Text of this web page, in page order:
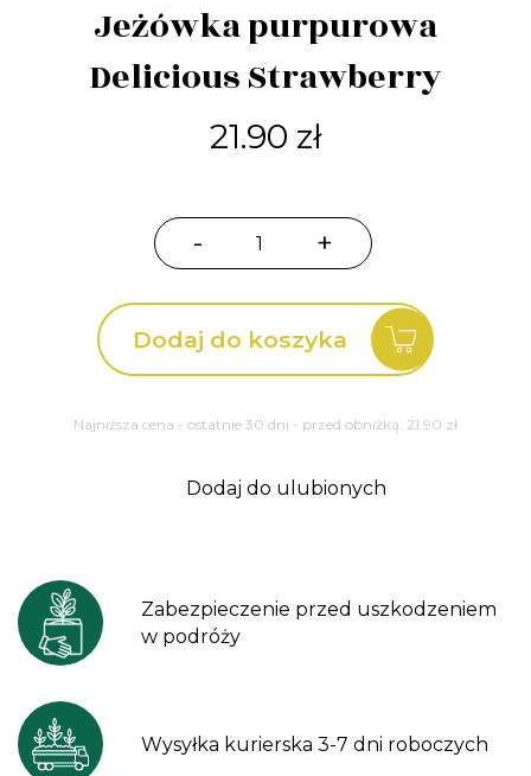
Jeżówka purpurowa
Delicious Strawberry
21.90 zł
-
ilość
purpurowa
Delicious
+
Dodaj do koszyka
Najniższa cena - ostatnie 30 dni - przed obniżką: 21.90 zł
Dodaj do ulubionych
Zabezpieczenie przed uszkodzeniem
w podróży
Wysyłka kurierska 3-7 dni roboczych